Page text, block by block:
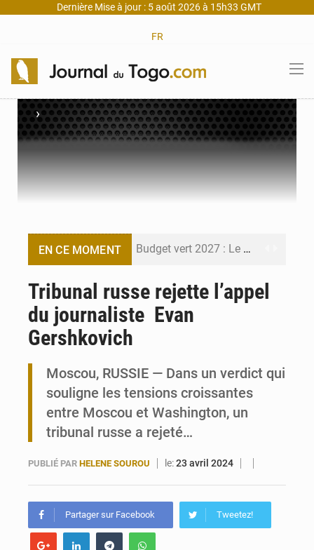
Dernière Mise à jour : 5 août 2026 à 15h33 GMT
FR
›
EN CE MOMENT Budget vert 2027 : Le ministère de l’Économie forme ses cadres à Lomé
Victoire Dogbé prône l’engagement politique des femmes à Kigali
Tribunal russe rejette l’appel
du journaliste Evan
Gershkovich
Moscou, RUSSIE — Dans un verdict qui
souligne les tensions croissantes
entre Moscou et Washington, un
tribunal russe a rejeté…
PUBLIÉ PAR HELENE SOUROU le:23 avril 2024
Partager sur Facebook Tweetez!